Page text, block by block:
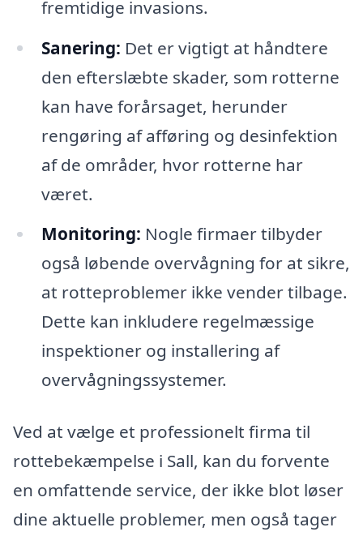
fremtidige invasions.
Sanering: Det er vigtigt at håndtere
den efterslæbte skader, som rotterne
kan have forårsaget, herunder
rengøring af afføring og desinfektion
af de områder, hvor rotterne har
været.
Monitoring: Nogle firmaer tilbyder
også løbende overvågning for at sikre,
at rotteproblemer ikke vender tilbage.
Dette kan inkludere regelmæssige
inspektioner og installering af
overvågningssystemer.
Ved at vælge et professionelt firma til
rottebekæmpelse i Sall, kan du forvente
en omfattende service, der ikke blot løser
dine aktuelle problemer, men også tager